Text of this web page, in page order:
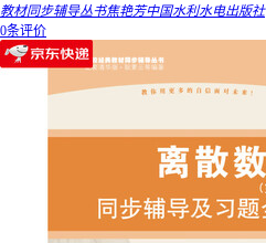
教材同步辅导丛书焦艳芳中国水利水电出版社
0条评价